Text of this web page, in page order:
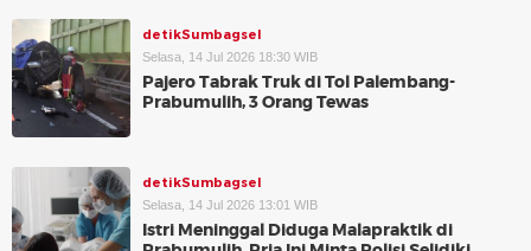
detikSumbagsel
Selasa, 14 Jul 2026 18:30 WIB
Pajero Tabrak Truk di Tol Palembang-
Prabumulih, 3 Orang Tewas
detikSumbagsel
Selasa, 14 Jul 2026 13:01 WIB
Istri Meninggal Diduga Malapraktik di